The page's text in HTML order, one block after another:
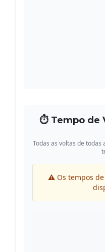
⏱ Tempo de
Todas as voltas de
⚠ Os tempos